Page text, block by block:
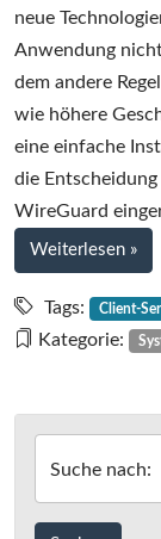
neue
Anwendung
dem andere
wie höhere
eine einfache
die
WireGuard
Weiterlesen bei
VPN
mit
mit
»
Tags: Client-
Kategorie:
Suche nach: